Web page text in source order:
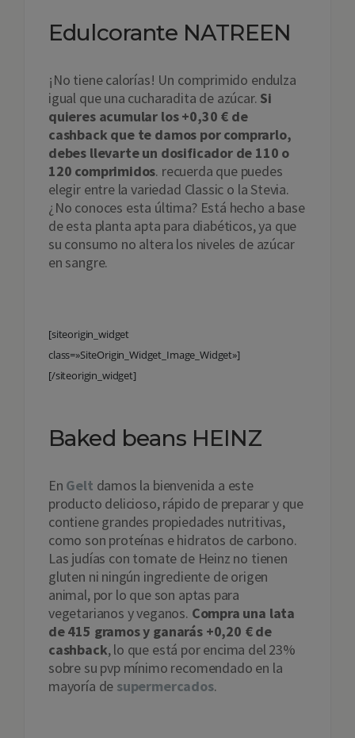
Edulcorante NATREEN
¡No tiene calorías! Un comprimido endulza
igual que una cucharadita de azúcar. Si
quieres acumular los +0,30 € de
cashback que te damos por comprarlo,
debes llevarte un dosificador de 110 o
120 comprimidos. recuerda que puedes
elegir entre la variedad Classic o la Stevia.
¿No conoces esta última? Está hecho a base
de esta planta apta para diabéticos, ya que
su consumo no altera los niveles de azúcar
en sangre.
[siteorigin_widget
class=»SiteOrigin_Widget_Image_Widget»]
[/siteorigin_widget]
Baked beans HEINZ
En Gelt damos la bienvenida a este
producto delicioso, rápido de preparar y que
contiene grandes propiedades nutritivas,
como son proteínas e hidratos de carbono.
Las judías con tomate de Heinz no tienen
gluten ni ningún ingrediente de origen
animal, por lo que son aptas para
vegetarianos y veganos. Compra una lata
de 415 gramos y ganarás +0,20 € de
cashback, lo que está por encima del 23%
sobre su pvp mínimo recomendado en la
mayoría de supermercados.